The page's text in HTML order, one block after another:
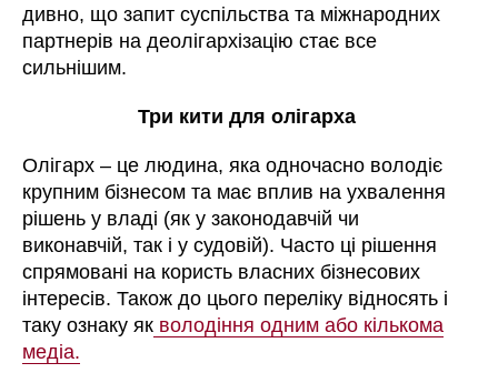
дивно, що запит суспільства та міжнародних
партнерів на деолігархізацію стає все
сильнішим.
Три кити для олігарха
Олігарх – це людина, яка одночасно володіє
крупним бізнесом та має вплив на ухвалення
рішень у владі (як у законодавчій чи
виконавчій, так і у судовій). Часто ці рішення
спрямовані на користь власних бізнесових
інтересів. Також до цього переліку відносять і
таку ознаку як володіння одним або кількома
медіа.